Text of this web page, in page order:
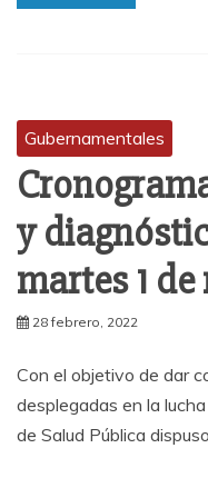
Gubernamentales
y
martes 1
28 febrero, 2022
Con el objetivo de dar
desplegadas en la
de Salud Pública